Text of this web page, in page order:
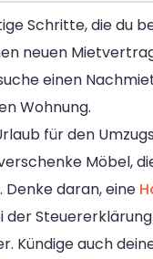
Schritte, die du
neuen
einen
Wohnung.
für den
Möbel,
Denke daran, eine
Kündige auch